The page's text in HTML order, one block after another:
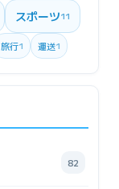
スポーツ11
旅行1 運送1
82